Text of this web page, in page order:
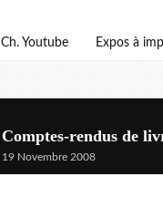
Ch. Youtube Expos à
Comptes-rendus de
19 Novembre 2008